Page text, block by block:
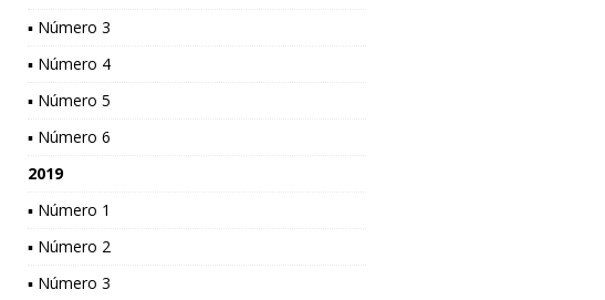
▪ Número 3
▪ Número 4
▪ Número 5
▪ Número 6
2019
▪ Número 1
▪ Número 2
▪ Número 3